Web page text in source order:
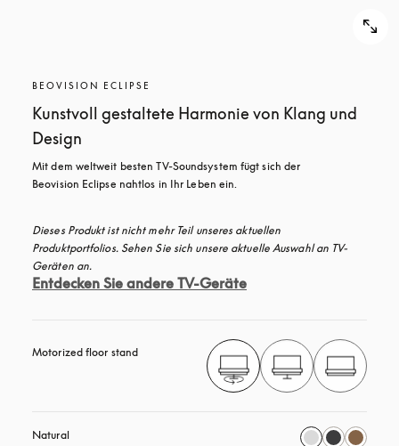
BEOVISION ECLIPSE
Kunstvoll gestaltete Harmonie von Klang und
Design
Mit dem weltweit besten TV-Soundsystem fügt sich der
Beovision Eclipse nahtlos in Ihr Leben ein.
Dieses Produkt ist nicht mehr Teil unseres aktuellen
Produktportfolios. Sehen Sie sich unsere aktuelle Auswahl an TV-
Geräten an.
Entdecken Sie andere TV-Geräte
Motorized floor stand
Natural